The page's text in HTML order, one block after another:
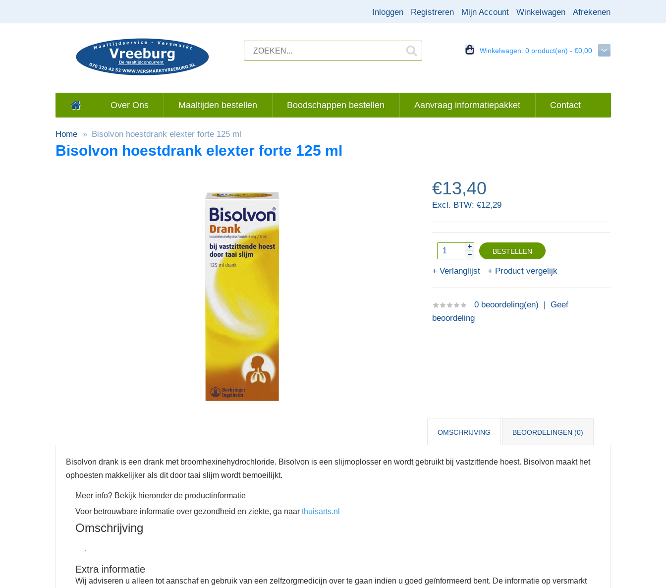
Inloggen Registreren Mijn Account Winkelwagen Afrekenen
Winkelwagen: 0 product(en) - €0,00
Over Ons Maaltijden bestellen Boodschappen bestellen Aanvraag informatiepakket Contact
Home Bisolvon hoestdrank elexter forte 125 ml
Bisolvon hoestdrank elexter forte 125 ml
€13,40
Excl. BTW: €12,29
Verlanglijst Product vergelijk
0 beoordeling(en) |Geef
beoordeling
OMSCHRIJVING BEOORDELINGEN (0)
Bisolvon drank is een drank met broomhexinehydrochloride. Bisolvon is een slijmoplosser en wordt gebruikt bij vastzittende hoest. Bisolvon maakt het
ophoesten makkelijker als dit door taai slijm wordt bemoeilijkt.
Meer info? Bekijk hieronder de productinformatie
Voor betrouwbare informatie over gezondheid en ziekte, ga naar thuisarts.nl
Omschrijving
.
Extra informatie
Wij adviseren u alleen tot aanschaf en gebruik van een zelfzorgmedicijn over te gaan indien u goed geïnformeerd bent. De informatie op versmarkt